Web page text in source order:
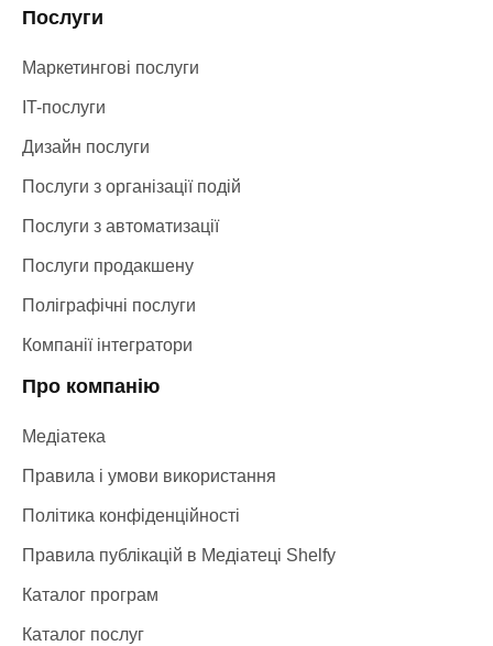
Послуги
Маркетингові послуги
IT-послуги
Дизайн послуги
Послуги з організації подій
Послуги з автоматизації
Послуги продакшену
Поліграфічні послуги
Компанії інтегратори
Про компанію
Медіатека
Правила і умови використання
Політика конфіденційності
Правила публікацій в Медіатеці Shelfy
Каталог програм
Каталог послуг